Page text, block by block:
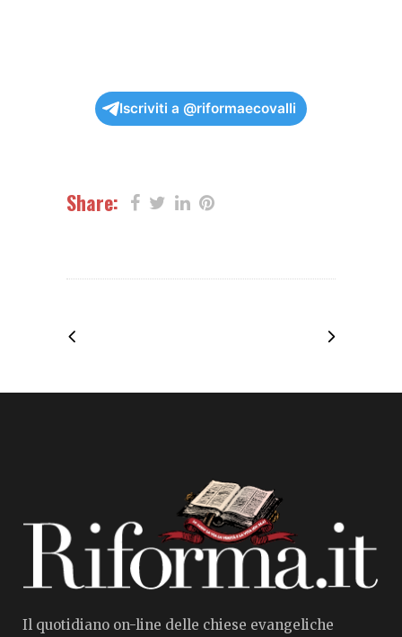
Iscriviti a @riformaecovalli
Share:
Il quotidiano on-line delle chiese evangeliche